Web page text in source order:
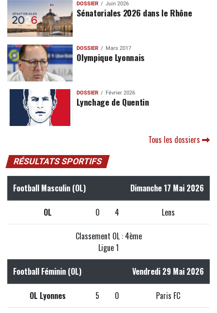
DOSSIER Juin 2026
Sénatoriales 2026 dans le Rhône
DOSSIER Mars 2017
Olympique Lyonnais
DOSSIER Février 2026
Lynchage de Quentin
Tous les dossiers
RÉSULTATS SPORTIFS
Football Masculin (OL) Dimanche 17 Mai 2026
OL 0 4 Lens
Classement OL : 4ème
Ligue 1
Football Féminin (OL) Vendredi 29 Mai 2026
OL Lyonnes 5 0 Paris FC